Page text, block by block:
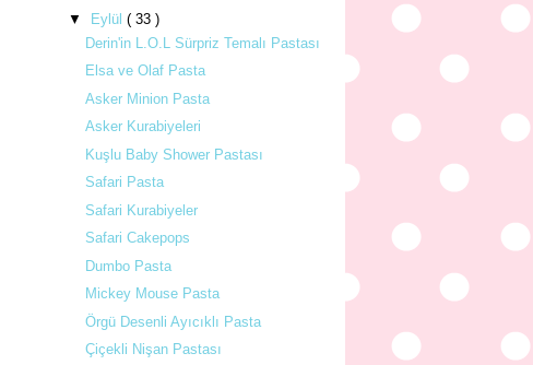
▼ Eylül ( 33 )
Derin'in L.O.L Sürpriz Temalı Pastası
Elsa ve Olaf Pasta
Asker Minion Pasta
Asker Kurabiyeleri
Kuşlu Baby Shower Pastası
Safari Pasta
Safari Kurabiyeler
Safari Cakepops
Dumbo Pasta
Mickey Mouse Pasta
Örgü Desenli Ayıcıklı Pasta
Çiçekli Nişan Pastası